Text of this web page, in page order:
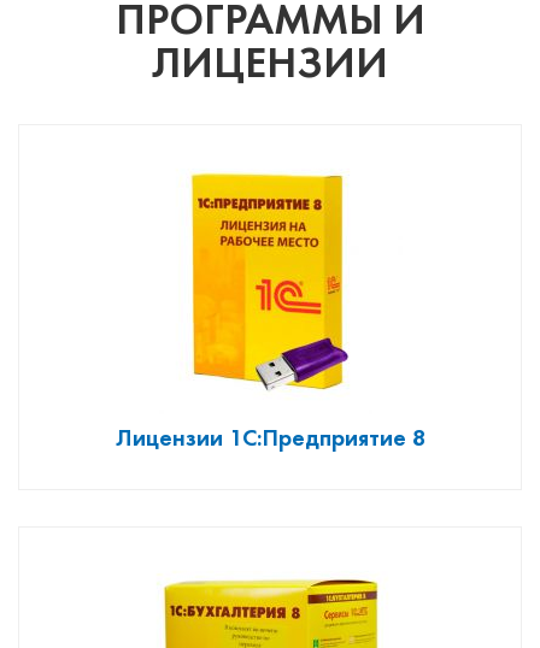
ПРОГРАММЫ И
ЛИЦЕНЗИИ
Лицензии 1С:Предприятие 8